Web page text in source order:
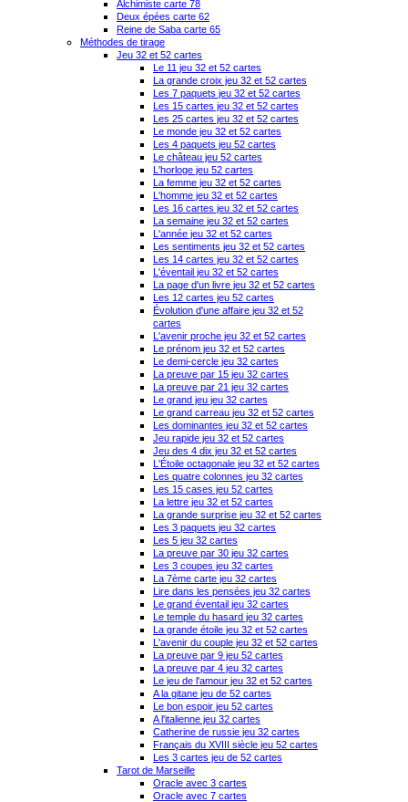
Alchimiste carte 78
Deux épées carte 62
Reine de Saba carte 65
Méthodes de tirage
Jeu 32 et 52 cartes
Le 11 jeu 32 et 52 cartes
La grande croix jeu 32 et 52 cartes
Les 7 paquets jeu 32 et 52 cartes
Les 15 cartes jeu 32 et 52 cartes
Les 25 cartes jeu 32 et 52 cartes
Le monde jeu 32 et 52 cartes
Les 4 paquets jeu 52 cartes
Le château jeu 52 cartes
L'horloge jeu 52 cartes
La femme jeu 32 et 52 cartes
L'homme jeu 32 et 52 cartes
Les 16 cartes jeu 32 et 52 cartes
La semaine jeu 32 et 52 cartes
L'année jeu 32 et 52 cartes
Les sentiments jeu 32 et 52 cartes
Les 14 cartes jeu 32 et 52 cartes
L'éventail jeu 32 et 52 cartes
La page d'un livre jeu 32 et 52 cartes
Les 12 cartes jeu 52 cartes
Évolution d'une affaire jeu 32 et 52
cartes
L'avenir proche jeu 32 et 52 cartes
Le prénom jeu 32 et 52 cartes
Le demi-cercle jeu 32 cartes
La preuve par 15 jeu 32 cartes
La preuve par 21 jeu 32 cartes
Le grand jeu jeu 32 cartes
Le grand carreau jeu 32 et 52 cartes
Les dominantes jeu 32 et 52 cartes
Jeu rapide jeu 32 et 52 cartes
Jeu des 4 dix jeu 32 et 52 cartes
L'Étoile octagonale jeu 32 et 52 cartes
Les quatre colonnes jeu 32 cartes
Les 15 cases jeu 52 cartes
La lettre jeu 32 et 52 cartes
La grande surprise jeu 32 et 52 cartes
Les 3 paquets jeu 32 cartes
Les 5 jeu 32 cartes
La preuve par 30 jeu 32 cartes
Les 3 coupes jeu 32 cartes
La 7ème carte jeu 32 cartes
Lire dans les pensées jeu 32 cartes
Le grand éventail jeu 32 cartes
Le temple du hasard jeu 32 cartes
La grande étoile jeu 32 et 52 cartes
L'avenir du couple jeu 32 et 52 cartes
La preuve par 9 jeu 52 cartes
La preuve par 4 jeu 32 cartes
Le jeu de l'amour jeu 32 et 52 cartes
A la gitane jeu de 52 cartes
Le bon espoir jeu 52 cartes
A l'italienne jeu 32 cartes
Catherine de russie jeu 32 cartes
Français du XVIII siècle jeu 52 cartes
Les 3 cartes jeu de 52 cartes
Tarot de Marseille
Oracle avec 3 cartes
Oracle avec 7 cartes